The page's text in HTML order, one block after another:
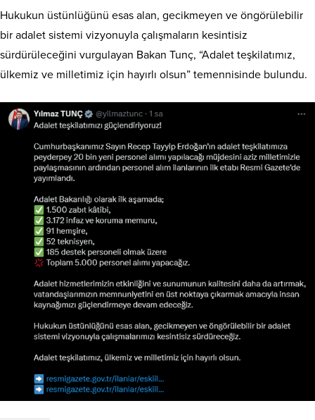
Hukukun üstünlüğünü esas alan, gecikmeyen ve öngörülebilir
bir adalet sistemi vizyonuyla çalışmaların kesintisiz
sürdürüleceğini vurgulayan Bakan Tunç, “Adalet teşkilatımız,
ülkemiz ve milletimiz için hayırlı olsun” temennisinde bulundu.